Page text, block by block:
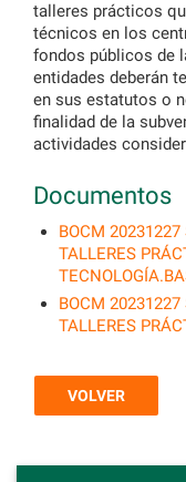
talleres prácticos
técnicos en los
fondos públicos de
entidades deberán
en sus estatutos o
finalidad de la
actividades
Documentos
BOCM 20231227
TALLERES
BOCM 20231227
TALLERES
VOLVER